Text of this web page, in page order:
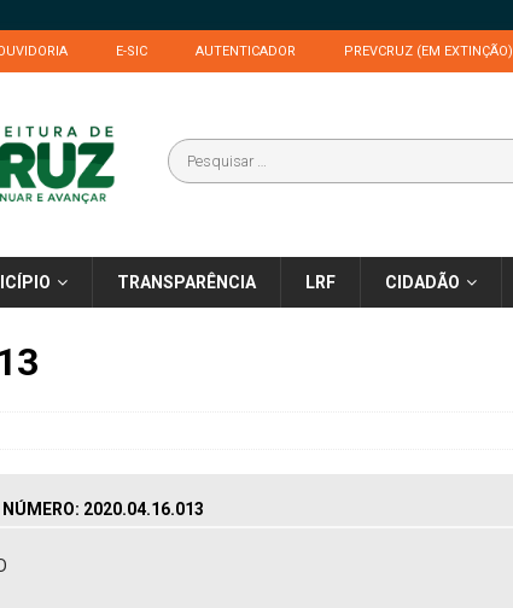
E-SIC AUTENTICADOR PREVCRUZ (EM EXTINÇÃO)
TRANSPARÊNCIA LRF CIDADÃO
NÚMERO: 2020.04.16.013